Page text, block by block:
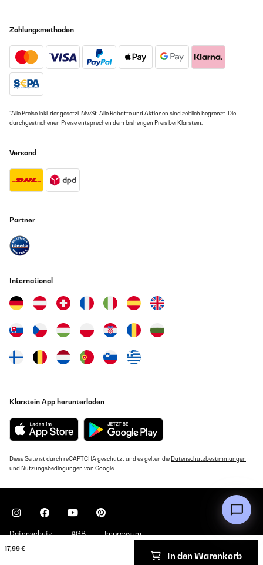
17,99 €
In den Warenkorb
Zahlungsmethoden
*Alle Preise inkl. der gesetzl. MwSt. Alle Rabatte und Aktionen sind zeitlich begrenzt. Die
durchgestrichenen Preise entsprechen dem bisherigen Preis bei Klarstein.
Versand
Partner
International
Klarstein App herunterladen
Diese Seite ist durch reCAPTCHA geschützt und es gelten die Datenschutzbestimmungen
und Nutzungsbedingungen von Google.
Datenschutz AGB Impressum
Copyright © 2026 Klarstein. All rights reserved